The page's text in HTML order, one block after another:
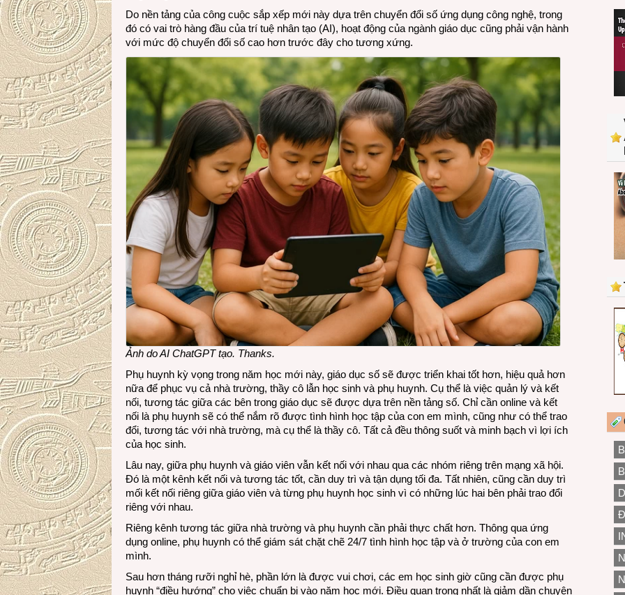
Do nền tảng của công cuộc sắp xếp mới này dựa trên chuyển đổi số ứng dụng công nghệ, trong
đó có vai trò hàng đầu của trí tuệ nhân tạo (AI), hoạt động của ngành giáo dục cũng phải vận hành
với mức độ chuyển đổi số cao hơn trước đây cho tương xứng.
Ảnh do AI ChatGPT tạo. Thanks.
Phụ huynh kỳ vọng trong năm học mới này, giáo dục số sẽ được triển khai tốt hơn, hiệu quả hơn
nữa để phục vụ cả nhà trường, thầy cô lẫn học sinh và phụ huynh. Cụ thể là việc quản lý và kết
nối, tương tác giữa các bên trong giáo dục sẽ được dựa trên nền tảng số. Chỉ cần online và kết
nối là phụ huynh sẽ có thể nắm rõ được tình hình học tập của con em mình, cũng như có thể trao
đổi, tương tác với nhà trường, mà cụ thể là thầy cô. Tất cả đều thông suốt và minh bạch vì lợi ích
của học sinh.
Lâu nay, giữa phụ huynh và giáo viên vẫn kết nối với nhau qua các nhóm riêng trên mạng xã hội.
Đó là một kênh kết nối và tương tác tốt, cần duy trì và tận dụng tối đa. Tất nhiên, cũng cần duy trì
mối kết nối riêng giữa giáo viên và từng phụ huynh học sinh vì có những lúc hai bên phải trao đổi
riêng với nhau.
Riêng kênh tương tác giữa nhà trường và phụ huynh cần phải thực chất hơn. Thông qua ứng
dụng online, phụ huynh có thể giám sát chặt chẽ 24/7 tình hình học tập và ở trường của con em
mình.
Sau hơn tháng rưỡi nghỉ hè, phần lớn là được vui chơi, các em học sinh giờ cũng cần được phụ
huynh “điều hướng” cho việc chuẩn bị vào năm học mới. Điều quan trọng nhất là giảm dần chuyện